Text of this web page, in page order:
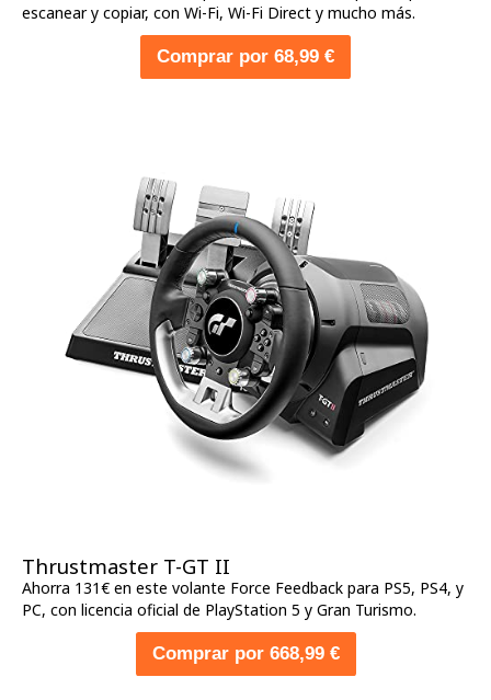
escanear y copiar, con Wi-Fi, Wi-Fi Direct y mucho más.
Comprar por 68,99 €
Thrustmaster T-GT II
Ahorra 131€ en este volante Force Feedback para PS5, PS4, y
PC, con licencia oficial de PlayStation 5 y Gran Turismo.
Comprar por 668,99 €